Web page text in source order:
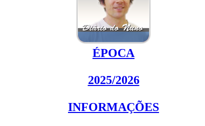
ÉPOCA
2025/2026
INFORMAÇÕES